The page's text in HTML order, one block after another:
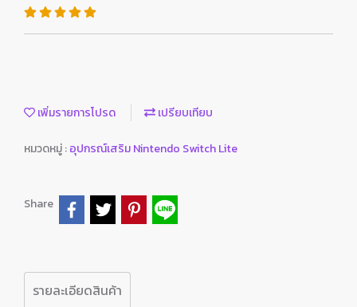
เพิ่มรายการโปรด เปรียบเทียบ
หมวดหมู่ :อุปกรณ์เสริม Nintendo Switch Lite
Share
รายละเอียดสินค้า